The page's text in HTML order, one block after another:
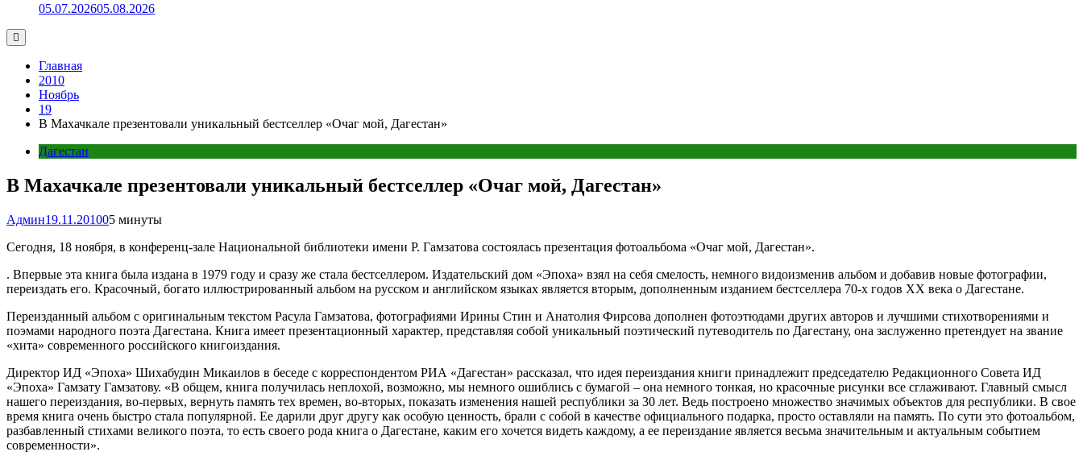
05.07.202605.08.2026
Главная
2010
Ноябрь
19
В Махачкале презентовали уникальный бестселлер «Очаг мой, Дагестан»
Дагестан
В Махачкале презентовали уникальный бестселлер «Очаг мой, Дагестан»
Админ19.11.201005 минуты
Сегодня, 18 ноября, в конференц-зале Национальной библиотеки имени Р. Гамзатова состоялась презентация фотоальбома «Очаг мой, Дагестан».
. Впервые эта книга была издана в 1979 году и сразу же стала бестселлером. Издательский дом «Эпоха» взял на себя смелость, немного видоизменив альбом и добавив новые фотографии,
переиздать его. Красочный, богато иллюстрированный альбом на русском и английском языках является вторым, дополненным изданием бестселлера 70-х годов ХХ века о Дагестане.
Переизданный альбом с оригинальным текстом Расула Гамзатова, фотографиями Ирины Стин и Анатолия Фирсова дополнен фотоэтюдами других авторов и лучшими стихотворениями и
поэмами народного поэта Дагестана. Книга имеет презентационный характер, представляя собой уникальный поэтический путеводитель по Дагестану, она заслуженно претендует на звание
«хита» современного российского книгоиздания.
Директор ИД «Эпоха» Шихабудин Микаилов в беседе с корреспондентом РИА «Дагестан» рассказал, что идея переиздания книги принадлежит председателю Редакционного Совета ИД
«Эпоха» Гамзату Гамзатову. «В общем, книга получилась неплохой, возможно, мы немного ошиблись с бумагой – она немного тонкая, но красочные рисунки все сглаживают. Главный смысл
нашего переиздания, во-первых, вернуть память тех времен, во-вторых, показать изменения нашей республики за 30 лет. Ведь построено множество значимых объектов для республики. В свое
время книга очень быстро стала популярной. Ее дарили друг другу как особую ценность, брали с собой в качестве официального подарка, просто оставляли на память. По сути это фотоальбом,
разбавленный стихами великого поэта, то есть своего рода книга о Дагестане, каким его хочется видеть каждому, а ее переиздание является весьма значительным и актуальным событием
современности».